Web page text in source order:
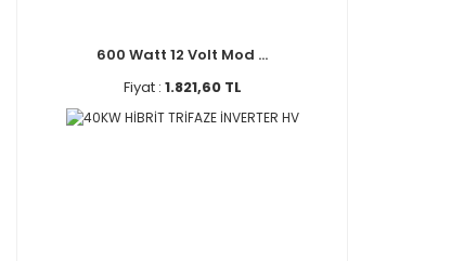
600 Watt 12 Volt Mod ...
Fiyat : 1.821,60 TL